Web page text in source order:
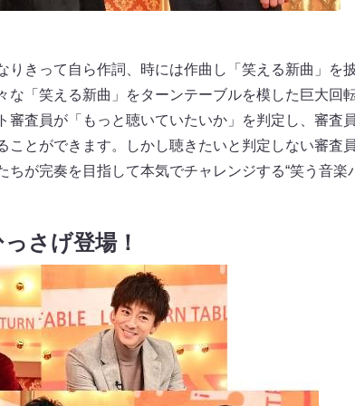
りきって自ら作詞、時には作曲し「笑える新曲」を
な「笑える新曲」をターンテーブルを模した巨大回
査員が「もっと聴いていたいか」を判定し、審査
とができます。しかし聴きたいと判定しない審査
が完奏を目指して本気でチャレンジする“笑う音楽
さげ登場！